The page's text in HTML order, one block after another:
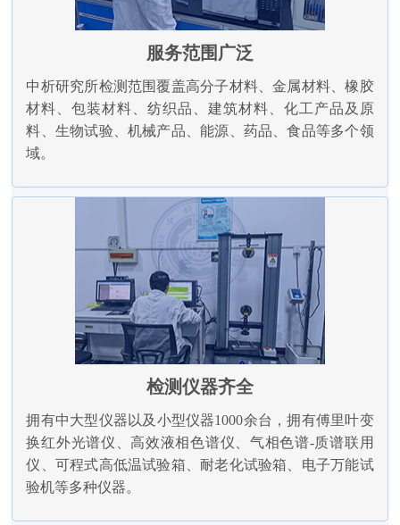
服务范围广泛
中析研究所检测范围覆盖高分子材料、金属材料、橡胶
材料、包装材料、纺织品、建筑材料、化工产品及原
料、生物试验、机械产品、能源、药品、食品等多个领
域。
检测仪器齐全
拥有中大型仪器以及小型仪器1000余台，拥有傅里叶变
换红外光谱仪、高效液相色谱仪、气相色谱-质谱联用
仪、可程式高低温试验箱、耐老化试验箱、电子万能试
验机等多种仪器。